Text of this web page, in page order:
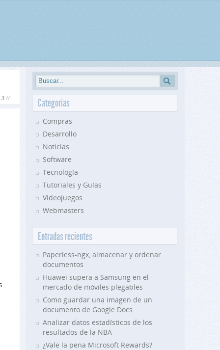
Categorías
Compras
Desarrollo
Noticias
Software
Tecnología
Tutoriales y Guías
Videojuegos
Webmasters
Entradas recientes
Paperless-ngx, almacenar y ordenar
documentos
Huawei supera a Samsung en el
mercado de móviles plegables
Como guardar una imagen de un
documento de Google Docs
Analizar datos estadísticos de los
resultados de la NBA
¿Vale la pena Microsoft Rewards?